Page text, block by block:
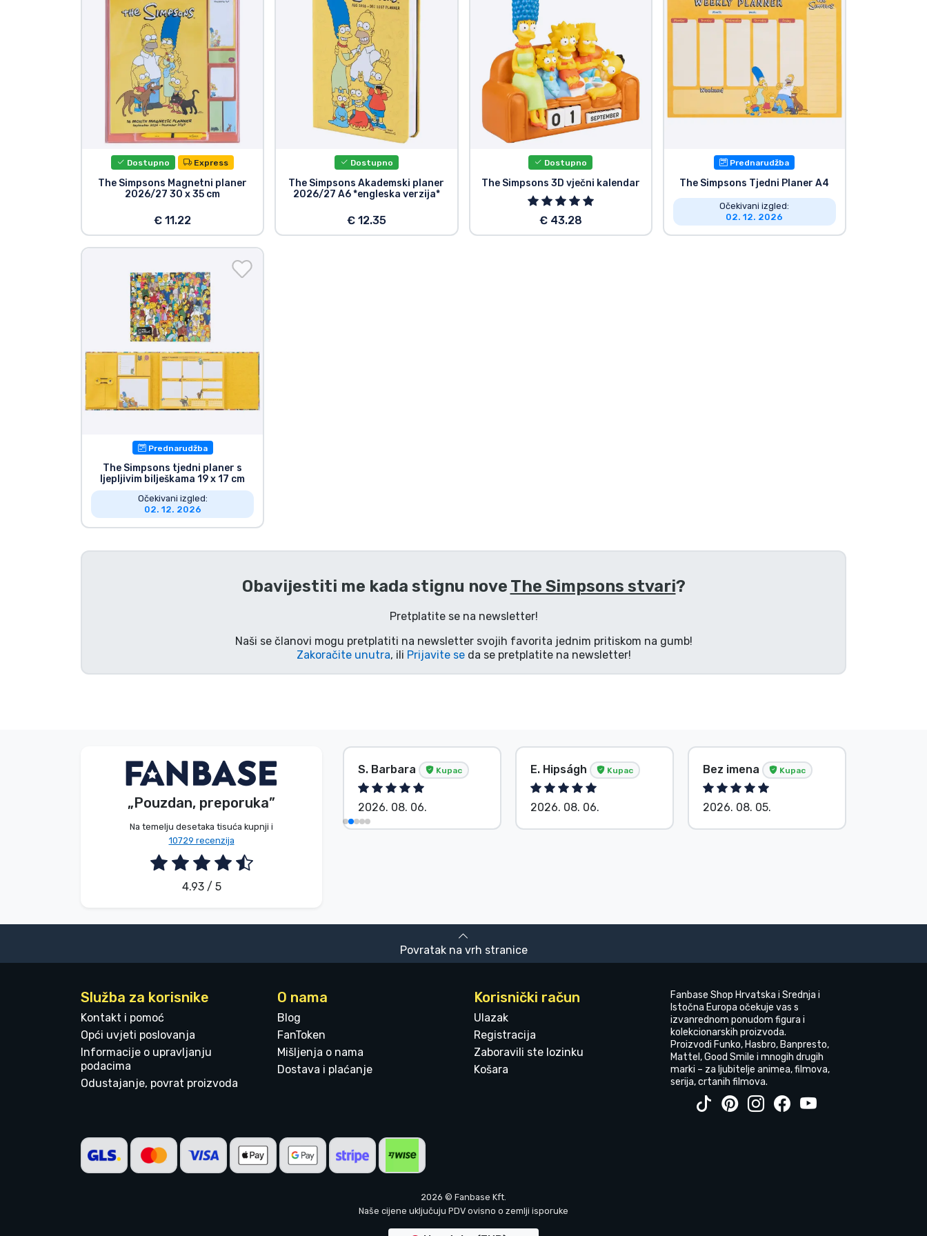
Dostupno Express
The Simpsons Magnetni planer
2026/27 30 x 35 cm
€ 11.22
Dostupno
The Simpsons Akademski planer
2026/27 A6 *engleska verzija*
€ 12.35
Dostupno
The Simpsons 3D vječni kalendar
€ 43.28
Prednarudžba
The Simpsons Tjedni Planer A4
Očekivani izgled:
02. 12. 2026
Prednarudžba
The Simpsons tjedni planer s
ljepljivim bilješkama 19 x 17 cm
Očekivani izgled:
02. 12. 2026
Obavijestiti me kada stignu nove The Simpsons stvari?
Pretplatite se na newsletter!
Naši se članovi mogu pretplatiti na newsletter svojih favorita jednim pritiskom na gumb!
Zakoračite unutra, ili Prijavite seda se pretplatite na newsletter!
„Pouzdan, preporuka”
Na temelju desetaka tisuća kupnji i
10729 recenzija
4.93 / 5
V. Éva Kupac
2026. 08. 06.
S. Barbara Kupac
2026. 08. 06.
E. Hipságh Kupac
2026. 08. 06.
Bez imena Kupac
2026. 08. 05.
Povratak na vrh stranice
Služba za korisnike
Kontakt i pomoć
Opći uvjeti poslovanja
Informacije o upravljanju
podacima
Odustajanje, povrat proizvoda
O nama
Blog
FanToken
Mišljenja o nama
Dostava i plaćanje
Korisnički račun
Ulazak
Registracija
Zaboravili ste lozinku
Košara
Fanbase Shop Hrvatska i Srednja i
Istočna Europa očekuje vas s
izvanrednom ponudom figura i
kolekcionarskih proizvoda.
Proizvodi Funko, Hasbro, Banpresto,
Mattel, Good Smile i mnogih drugih
marki – za ljubitelje animea, filmova,
serija, crtanih filmova.
2026 © Fanbase Kft.
Naše cijene uključuju PDV ovisno o zemlji isporuke
TV serija proizvodi
Crtani proizvodi
Anime proizvodi
Gamer proizvodi
Glazbeni proizvodi
Vrste proizvoda